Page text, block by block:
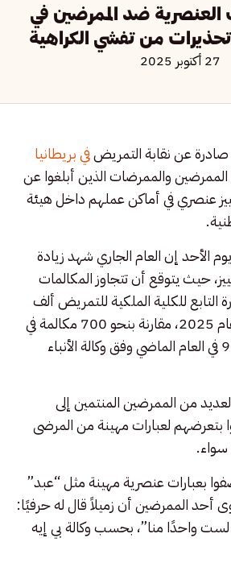
ضد الممرضين في
من تفشي الكراهية
27 أكتوبر 2025
عن نقابة التمريضفي بريطانيا
والممرضات الذين أبلغوا عن
عنصري في أماكن عملهم داخل هيئة
الأحد إن العام الجاري شهد زيادة
حيث يتوقع أن تتجاوز المكالمات
التابع للكلية الملكية للتمريض ألف
مكالمة بحلول نهاية عام 2025، مقارنة بنحو 700 مكالمة في
عام 2022 وقرابة 900 في العام الماضي وفق وكالة الأنباء
من الممرضين المنتمين إلى
بتعرضهم لعبارات مهينة من المرضى
سواء.
بعبارات عنصرية مهينة مثل “عبد”
أحد الممرضين أن زميلاً قال له حرفيًا:
واحدًا منا”، بحسب وكالة بي إيه